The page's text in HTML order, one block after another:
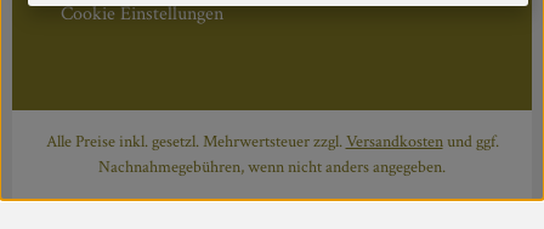
Cookie Einstellungen
Alle Preise inkl. gesetzl. Mehrwertsteuer zzgl.Versandkostenund ggf.
Nachnahmegebühren, wenn nicht anders angegeben.